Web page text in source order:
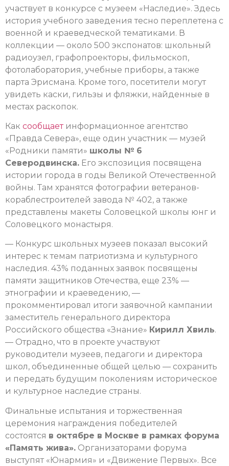
участвует в конкурсе с музеем «Наследие». Здесь
история учебного заведения тесно переплетена с
военной и краеведческой тематиками. В
коллекции — около 500 экспонатов: школьный
радиоузел, графопроекторы, фильмоскоп,
фотолаборатория, учебные приборы, а также
парта Эрисмана. Кроме того, посетители могут
увидеть каски, гильзы и фляжки, найденные в
местах раскопок.
Как сообщаетинформационное агентство
«Правда Севера», еще один участник — музей
«Родники памяти» школы № 6
Северодвинска. Его экспозиция посвящена
истории города в годы Великой Отечественной
войны. Там хранятся фотографии ветеранов-
кораблестроителей завода № 402, а также
представлены макеты Соловецкой школы юнг и
Соловецкого монастыря.
— Конкурс школьных музеев показал высокий
интерес к темам патриотизма и культурного
наследия. 43% поданных заявок посвящены
памяти защитников Отечества, еще 23% —
этнографии и краеведению, —
прокомментировал итоги заявочной кампании
заместитель генерального директора
Российского общества «Знание» Кирилл Хвиль.
— Отрадно, что в проекте участвуют
руководители музеев, педагоги и директора
школ, объединенные общей целью — сохранить
и передать будущим поколениям историческое
и культурное наследие страны.
Финальные испытания и торжественная
церемония награждения победителей
состоятся в октябре в Москве в рамках форума
«Память жива». Организаторами форума
выступят «Юнармия» и «Движение Первых». Все